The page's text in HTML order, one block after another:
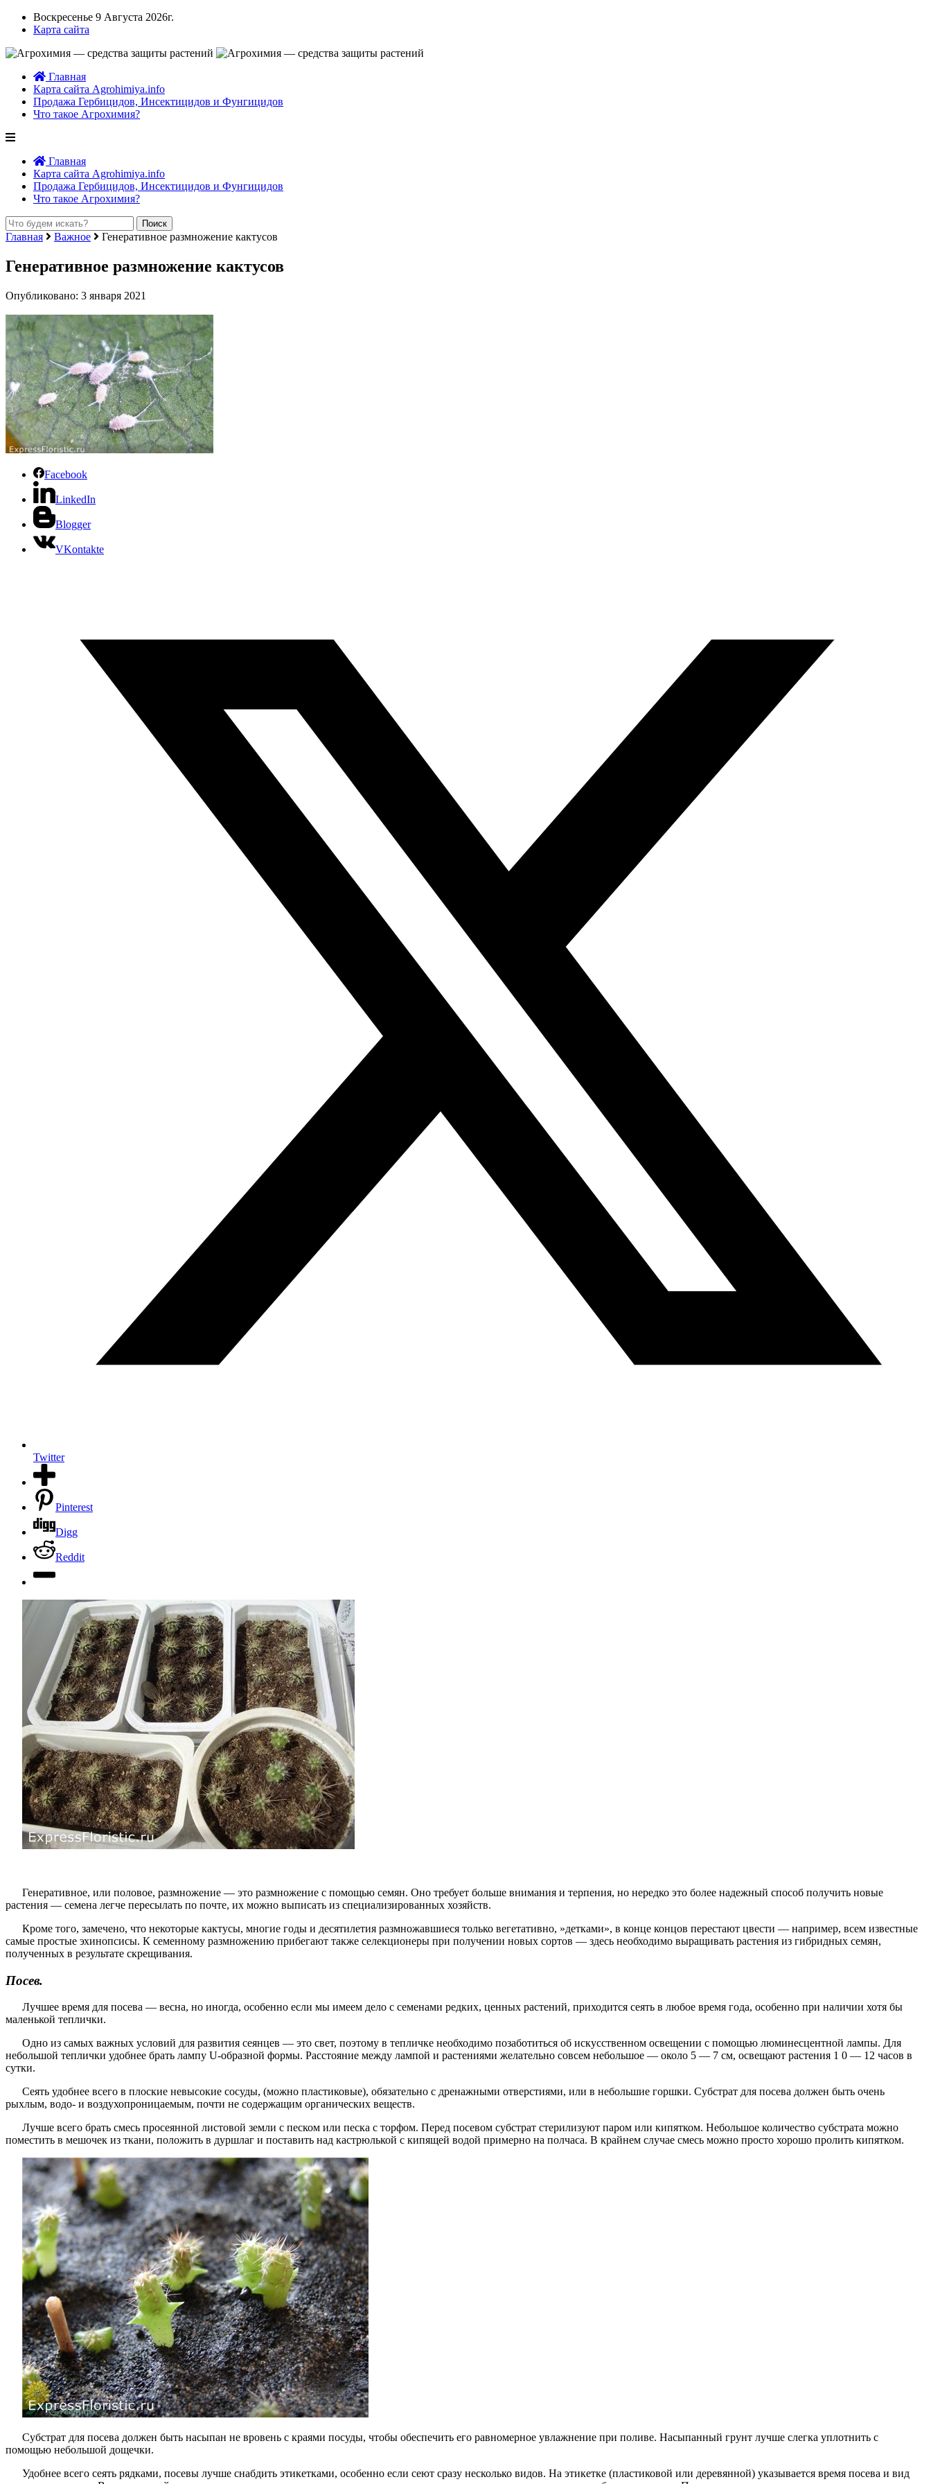
Воскресенье 9 Августа 2026г.
Карта сайта
Главная
Карта сайта Agrohimiya.info
Продажа Гербицидов, Инсектицидов и Фунгицидов
Что такое Агрохимия?
Главная
Карта сайта Agrohimiya.info
Продажа Гербицидов, Инсектицидов и Фунгицидов
Что такое Агрохимия?
Главная Важное Генеративное размножение кактусов
Генеративное размножение кактусов
Опубликовано: 3 января 2021
Facebook
LinkedIn
Blogger
VKontakte
Twitter
Pinterest
Digg
Reddit
Генеративное, или половое, размножение — это размножение с помощью семян. Оно требует больше внимания и терпения, но нередко это более надежный способ получить новые
растения — семена легче пересылать по почте, их можно выписать из специализированных хозяйств.
Кроме того, замечено, что некоторые кактусы, многие годы и десятилетия размножавшиеся только вегетативно, »детками», в конце концов перестают цвести — например, всем известные
самые простые эхинопсисы. К семенному размножению прибегают также селекционеры при получении новых сортов — здесь необходимо выращивать растения из гибридных семян,
полученных в результате скрещивания.
Посев.
Лучшее время для посева — весна, но иногда, особенно если мы имеем дело с семенами редких, ценных растений, приходится сеять в любое время года, особенно при наличии хотя бы
маленькой теплички.
Одно из самых важных условий для развития сеянцев — это свет, поэтому в тепличке необходимо позаботиться об искусственном освещении с помощью люминесцентной лампы. Для
небольшой теплички удобнее брать лампу U-образной формы. Расстояние между лампой и растениями желательно совсем небольшое — около 5 — 7 см, освещают растения 1 0 — 12 часов в
сутки.
Сеять удобнее всего в плоские невысокие сосуды, (можно пластиковые), обязательно с дренажными отверстиями, или в небольшие горшки. Субстрат для посева должен быть очень
рыхлым, водо- и воздухопроницаемым, почти не содержащим органических веществ.
Лучше всего брать смесь просеянной листовой земли с песком или песка с торфом. Перед посевом субстрат стерилизуют паром или кипятком. Небольшое количество субстрата можно
поместить в мешочек из ткани, положить в дуршлаг и поставить над кастрюлькой с кипящей водой примерно на полчаса. В крайнем случае смесь можно просто хорошо пролить кипятком.
Субстрат для посева должен быть насыпан не вровень с краями посуды, чтобы обеспечить его равномерное увлажнение при поливе. Насыпанный грунт лучше слегка уплотнить с
помощью небольшой дощечки.
Удобнее всего сеять рядками, посевы лучше снабдить этикетками, особенно если сеют сразу несколько видов. На этикетке (пластиковой или деревянной) указывается время посева и вид